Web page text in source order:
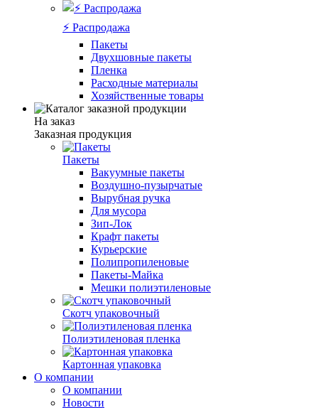
⚡️ Распродажа
Пакеты
Двухшовные пакеты
Пленка
Расходные материалы
Хозяйственные товары
На заказ
Заказная продукция
Пакеты
Вакуумные пакеты
Воздушно-пузырчатые
Вырубная ручка
Для мусора
Зип-Лок
Крафт пакеты
Курьерские
Полипропиленовые
Пакеты-Майка
Мешки полиэтиленовые
Скотч упаковочный
Полиэтиленовая пленка
Картонная упаковка
О компании
О компании
Новости